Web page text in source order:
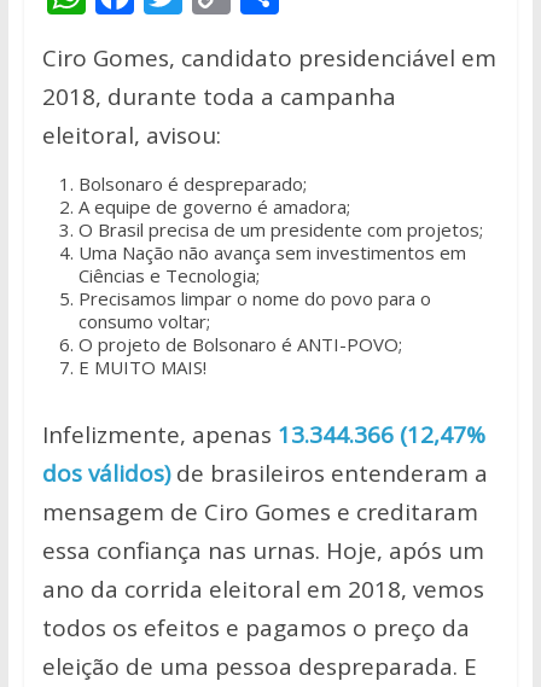
at
s
A
p
p
e
b
o
o
k
itt
er
p
y
n
k
ar
e
Ciro Gomes, candidato presidenciável em
2018, durante toda a campanha
eleitoral, avisou:
Bolsonaro é despreparado;
A equipe de governo é amadora;
O Brasil precisa de um presidente com projetos;
Uma Nação não avança sem investimentos em
Ciências e Tecnologia;
Precisamos limpar o nome do povo para o
consumo voltar;
O projeto de Bolsonaro é ANTI-POVO;
E MUITO MAIS!
Infelizmente, apenas 13.344.366 (12,47%
dos válidos)de brasileiros entenderam a
mensagem de Ciro Gomes e creditaram
essa confiança nas urnas. Hoje, após um
ano da corrida eleitoral em 2018, vemos
todos os efeitos e pagamos o preço da
eleição de uma pessoa despreparada. E